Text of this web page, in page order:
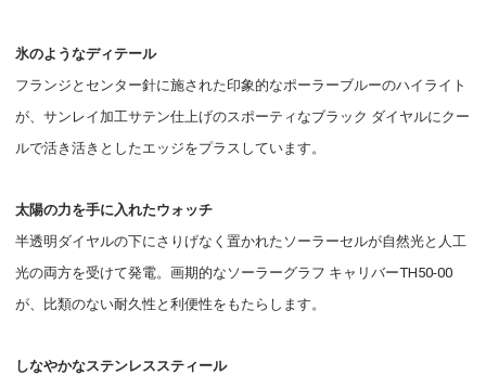
氷のようなディテール
フランジとセンター針に施された印象的なポーラーブルーのハイライト
が、サンレイ加工サテン仕上げのスポーティなブラック ダイヤルにクー
ルで活き活きとしたエッジをプラスしています。
太陽の力を手に入れたウォッチ
半透明ダイヤルの下にさりげなく置かれたソーラーセルが自然光と人工
光の両方を受けて発電。画期的なソーラーグラフ キャリバーTH50-00
が、比類のない耐久性と利便性をもたらします。
しなやかなステンレススティール